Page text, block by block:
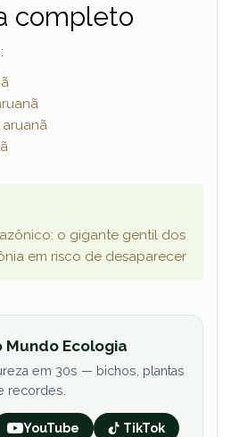
completo
o gigante gentil dos
em risco de desaparecer
Mundo Ecologia
em 30s — bichos, plantas
recordes.
YouTube TikTok